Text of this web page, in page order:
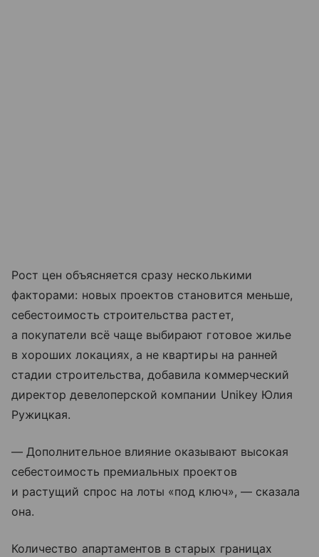
Рост цен объясняется сразу несколькими
факторами: новых проектов становится меньше,
себестоимость строительства растет,
а покупатели всё чаще выбирают готовое жилье
в хороших локациях, а не квартиры на ранней
стадии строительства, добавила коммерческий
директор девелоперской компании Unikey Юлия
Ружицкая.
— Дополнительное влияние оказывают высокая
себестоимость премиальных проектов
и растущий спрос на лоты «под ключ», — сказала
она.
Количество апартаментов в старых границах